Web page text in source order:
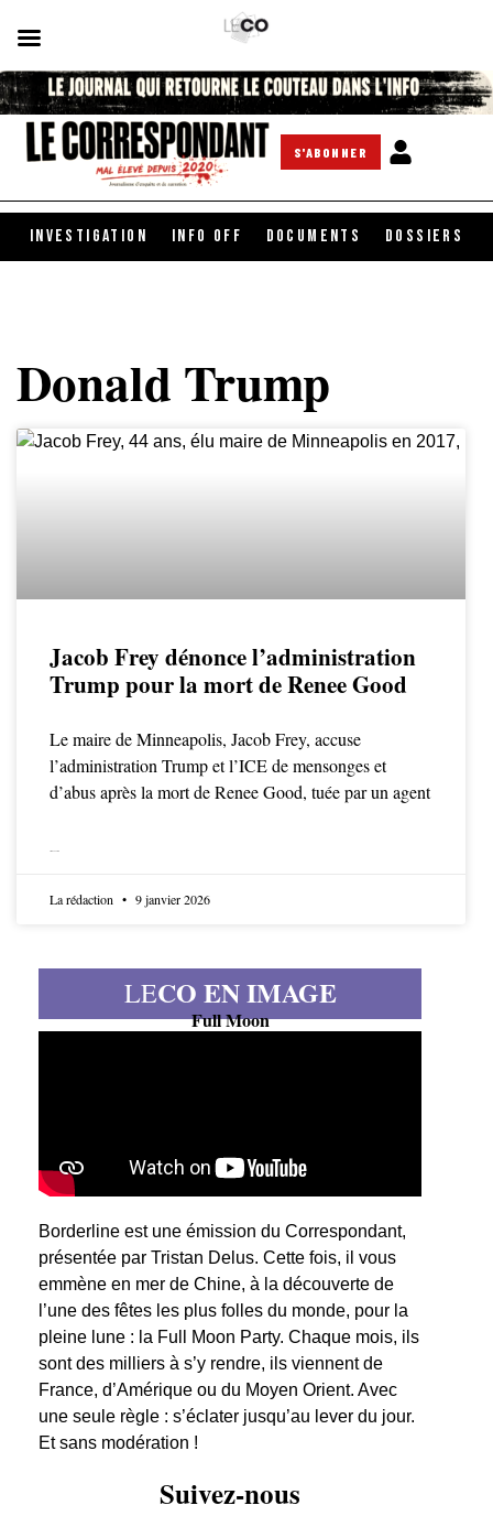
S'ABONNER
INVESTIGATION INFO OFF DOCUMENTS DOSSIERS
Donald Trump
Jacob Frey dénonce l’administration
Trump pour la mort de Renee Good
Le maire de Minneapolis, Jacob Frey, accuse
l’administration Trump et l’ICE de mensonges et
d’abus après la mort de Renee Good, tuée par un agent
La rédaction 9 janvier 2026
LECO EN IMAGE
Full Moon
Borderline est une émission du Correspondant,
présentée par Tristan Delus. Cette fois, il vous
emmène en mer de Chine, à la découverte de
l’une des fêtes les plus folles du monde, pour la
pleine lune : la Full Moon Party. Chaque mois, ils
sont des milliers à s’y rendre, ils viennent de
France, d’Amérique ou du Moyen Orient. Avec
une seule règle : s’éclater jusqu’au lever du jour.
Et sans modération !
Suivez-nous